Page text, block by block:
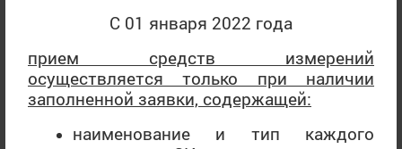
С 01 января 2022 года
прием средств измерений
осуществляется только при наличии
заполненной заявки, содержащей:
наименование и тип каждого